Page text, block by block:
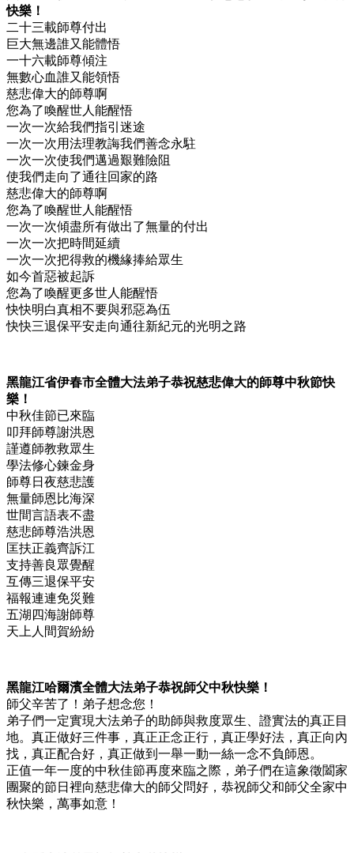
快樂！
二十三載師尊付出
巨大無邊誰又能體悟
一十六載師尊傾注
無數心血誰又能領悟
慈悲偉大的師尊啊
您為了喚醒世人能醒悟
一次一次給我們指引迷途
一次一次用法理教誨我們善念永駐
一次一次使我們邁過艱難險阻
使我們走向了通往回家的路
慈悲偉大的師尊啊
您為了喚醒世人能醒悟
一次一次傾盡所有做出了無量的付出
一次一次把時間延續
一次一次把得救的機緣捧給眾生
如今首惡被起訴
您為了喚醒更多世人能醒悟
快快明白真相不要與邪惡為伍
快快三退保平安走向通往新紀元的光明之路
黑龍江省伊春市全體大法弟子恭祝慈悲偉大的師尊中秋節快
樂！
中秋佳節已來臨
叩拜師尊謝洪恩
謹遵師教救眾生
學法修心鍊金身
師尊日夜慈悲護
無量師恩比海深
世間言語表不盡
慈悲師尊浩洪恩
匡扶正義齊訴江
支持善良眾覺醒
互傳三退保平安
福報連連免災難
五湖四海謝師尊
天上人間賀紛紛
黑龍江哈爾濱全體大法弟子恭祝師父中秋快樂！
師父辛苦了！弟子想念您！
弟子們一定實現大法弟子的助師與救度眾生、證實法的真正目
地。真正做好三件事，真正正念正行，真正學好法，真正向內
找，真正配合好，真正做到一舉一動一絲一念不負師恩。
正值一年一度的中秋佳節再度來臨之際，弟子們在這象徵闔家
團聚的節日裡向慈悲偉大的師父問好，恭祝師父和師父全家中
秋快樂，萬事如意！